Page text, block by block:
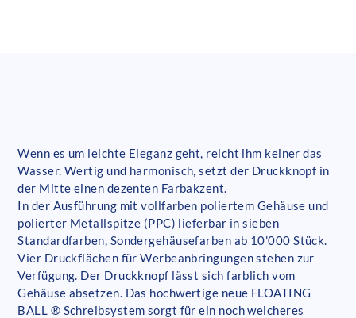
Wenn es um leichte Eleganz geht, reicht ihm keiner das
Wasser. Wertig und harmonisch, setzt der Druckknopf in
der Mitte einen dezenten Farbakzent.
In der Ausführung mit vollfarben poliertem Gehäuse und
polierter Metallspitze (PPC) lieferbar in sieben
Standardfarben, Sondergehäusefarben ab 10'000 Stück.
Vier Druckflächen für Werbeanbringungen stehen zur
Verfügung. Der Druckknopf lässt sich farblich vom
Gehäuse absetzen. Das hochwertige neue FLOATING
BALL ® Schreibsystem sorgt für ein noch weicheres